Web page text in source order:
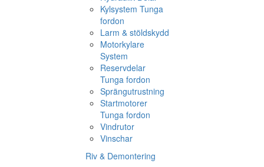
Kylsystem Tunga
fordon
Larm & stöldskydd
Motorkylare
System
Reservdelar
Tunga fordon
Sprängutrustning
Startmotorer
Tunga fordon
Vindrutor
Vinschar
Riv & Demontering